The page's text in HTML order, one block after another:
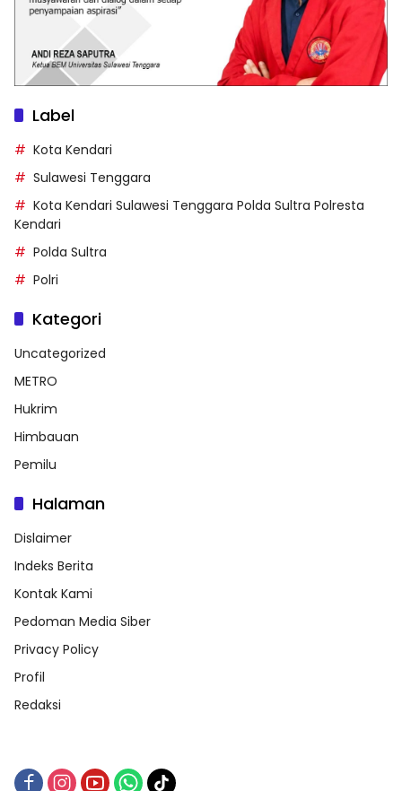
Label
Kota Kendari
Sulawesi Tenggara
Kota Kendari Sulawesi Tenggara Polda Sultra Polresta
Kendari
Polda Sultra
Polri
Kategori
Uncategorized
METRO
Hukrim
Himbauan
Pemilu
Halaman
Dislaimer
Indeks Berita
Kontak Kami
Pedoman Media Siber
Privacy Policy
Profil
Redaksi